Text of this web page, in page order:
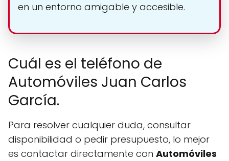
en un entorno amigable y accesible.
Cuál es el teléfono de
Automóviles Juan Carlos
García.
Para resolver cualquier duda, consultar
disponibilidad o pedir presupuesto, lo mejor
es contactar directamente con Automóviles